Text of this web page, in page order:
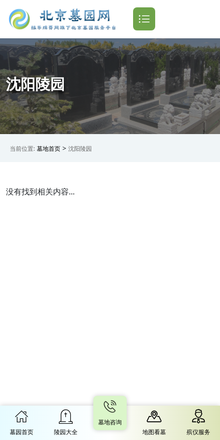
沈阳陵园
当前位置: 墓地首页 > 沈阳陵园
没有找到相关内容...
墓园首页 陵园大全
墓地咨询
地图看墓
殡仪服务